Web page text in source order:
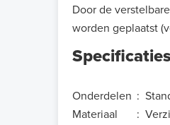
Door de
worden geplaatst
Specificaties
Onderdelen
Materiaal
:
: